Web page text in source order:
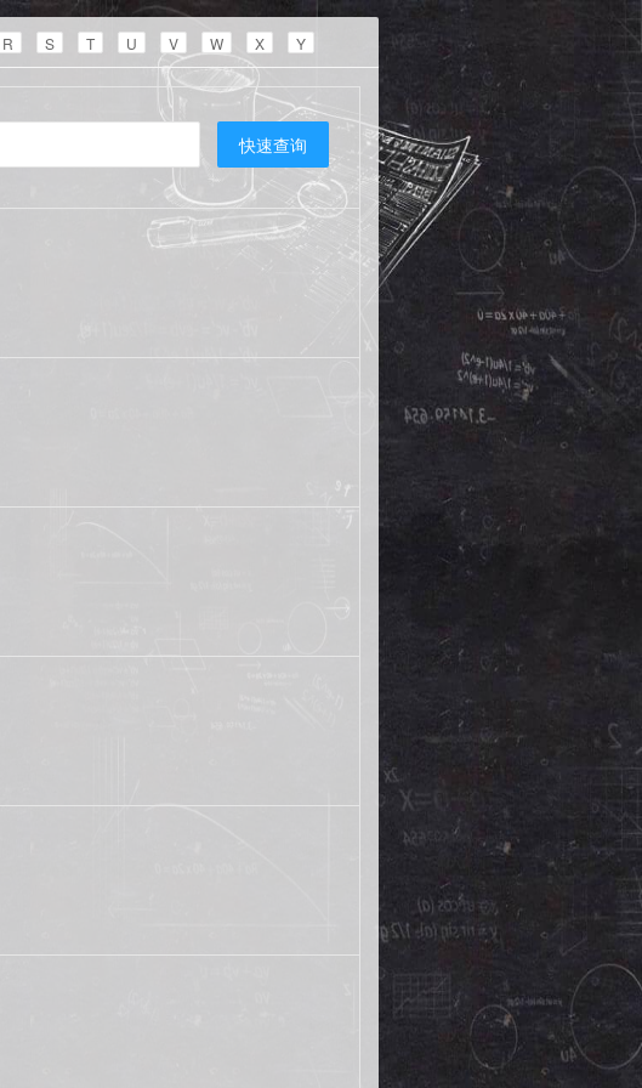
R S T U V W X Y
快速查询